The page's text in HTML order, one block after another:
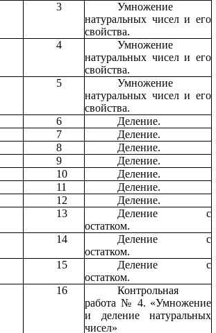
3
Умножение
натуральных чисел и его
свойства.
4
Умножение
натуральных чисел и его
свойства.
5
Умножение
натуральных чисел и его
свойства.
6
Деление.
7
Деление.
8
Деление.
9
Деление.
10
Деление.
11
Деление.
12
Деление.
13
Деление с
остатком.
14
Деление с
остатком.
15
Деление с
остатком.
16
Контрольная
работа № 4. «Умножение
и деление натуральных
чисел»